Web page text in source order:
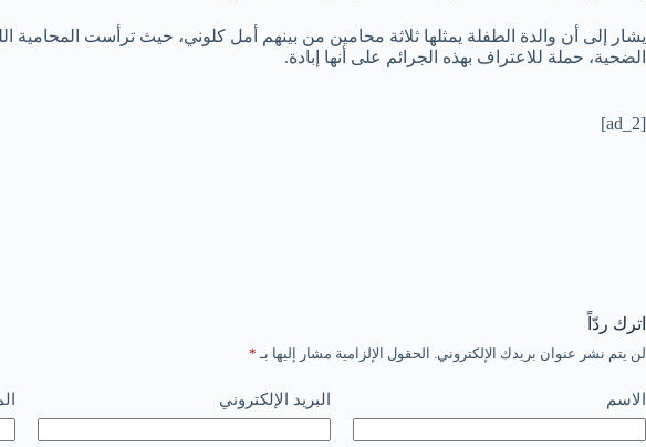
يشار إلى أن والدة الطفلة يمثلها ثلاثة محامين من بينهم أمل كلوني، حيث ترأست المحامية
الضحية، حملة للاعتراف بهذه الجرائم على أنها إبادة.
[ad_2]
اترك ردّاً
لن يتم نشر عنوان بريدك الإلكتروني. الحقول الإلزامية مشار إليها بـ *
الاسم البريد الإلكتروني